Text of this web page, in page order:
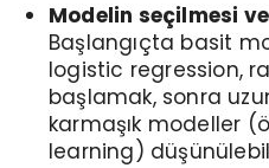
Modelin seçilmesi
Başlangıçta basit
logistic regression,
başlamak, sonra
karmaşık modeller
learning)